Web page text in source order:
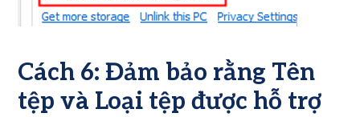
Cách 6: Đảm bảo rằng Tên
tệp và Loại tệp được hỗ trợ